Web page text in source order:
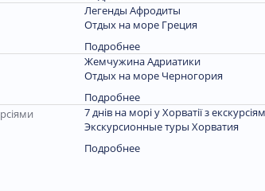
Легенды Афродиты
Отдых на море Греция
Подробнее
Жемчужина Адриатики
Отдых на море Черногория
Подробнее
7 днів на морі у Хорватії з
Экскурсионные туры Хорватия
Подробнее